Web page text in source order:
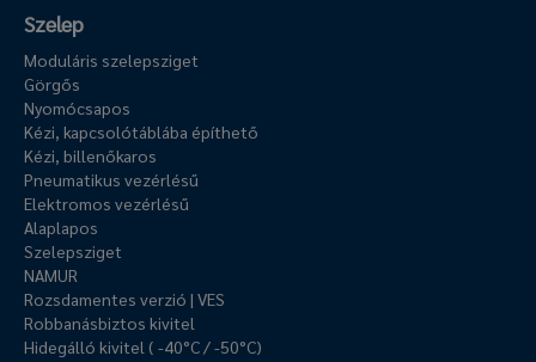
Szelep
Moduláris szelepsziget
Görgős
Nyomócsapos
Kézi, kapcsolótáblába építhető
Kézi, billenőkaros
Pneumatikus vezérlésű
Elektromos vezérlésű
Alaplapos
Szelepsziget
NAMUR
Rozsdamentes verzió | VES
Robbanásbiztos kivitel
Hidegálló kivitel ( -40°C / -50°C)